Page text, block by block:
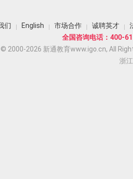
们 English 市场合作 诚聘英才
全国咨询电话：400-
2000-2026 新通教育www.igo.cn, All
浙